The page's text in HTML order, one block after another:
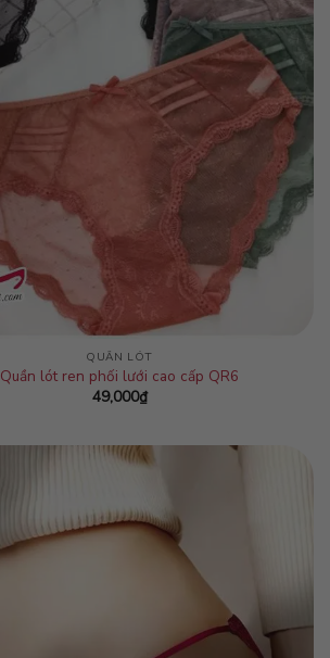
QUẦN LÓT
Quần lót ren phối lưới cao cấp QR6
49,000₫